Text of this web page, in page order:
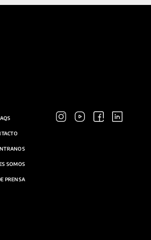
SOMOS
PRENSA